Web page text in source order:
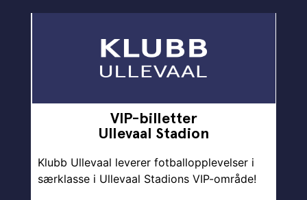
VIP-billetter
Ullevaal Stadion
Klubb Ullevaal leverer fotballopplevelser i
særklasse i Ullevaal Stadions VIP-område!